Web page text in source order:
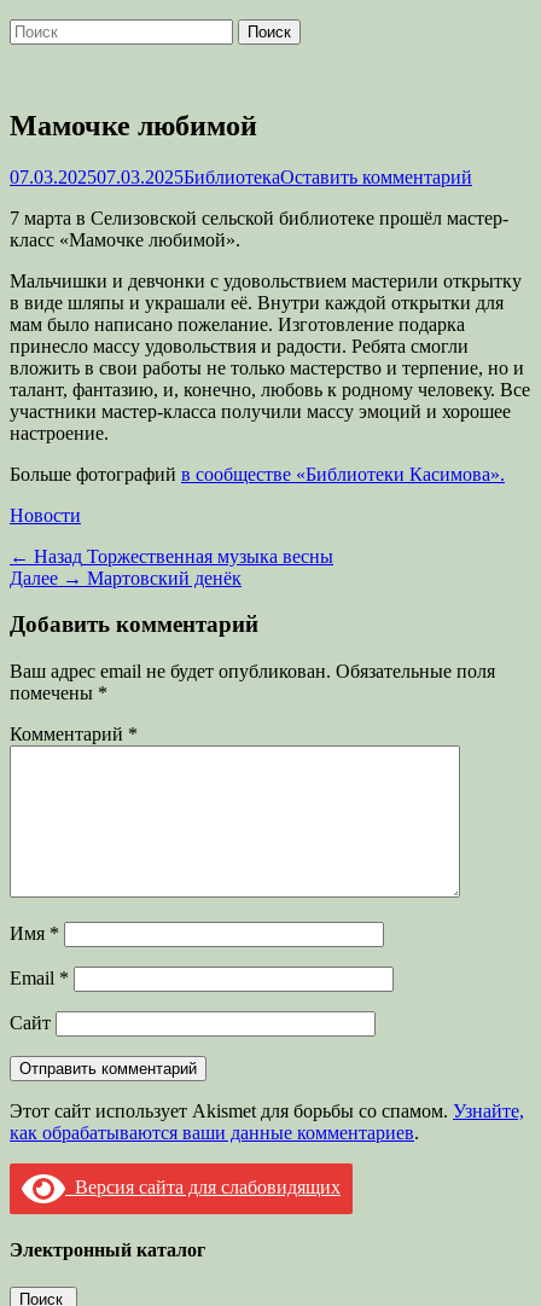
Поиск
Найти:
Мамочке любимой
Опубликовано
07.03.202507.03.2025Автор
БиблиотекаОставить комментарий
7 марта в Селизовской сельской библиотеке прошёл мастер-
класс «Мамочке любимой».
Мальчишки и девчонки с удовольствием мастерили открытку
в виде шляпы и украшали её. Внутри каждой открытки для
мам было написано пожелание. Изготовление подарка
принесло массу удовольствия и радости. Ребята смогли
вложить в свои работы не только мастерство и терпение, но и
талант, фантазию, и, конечно, любовь к родному человеку. Все
участники мастер-класса получили массу эмоций и хорошее
настроение.
Больше фотографий в сообществе «Библиотеки Касимова».
Категории
Новости
Навигация
по
записям
← Назад Предыдущая
запись:
Торжественная музыка весны
Далее → Следующая
Мартовский денёк
Добавить комментарий
Ваш адрес email не будет опубликован. Обязательные поля
помечены *
Комментарий *
Имя *
Email *
Сайт
Этот сайт использует Akismet для борьбы со спамом. Узнайте,
как обрабатываются ваши данные комментариев.
Версия сайта для слабовидящих
Электронный каталог